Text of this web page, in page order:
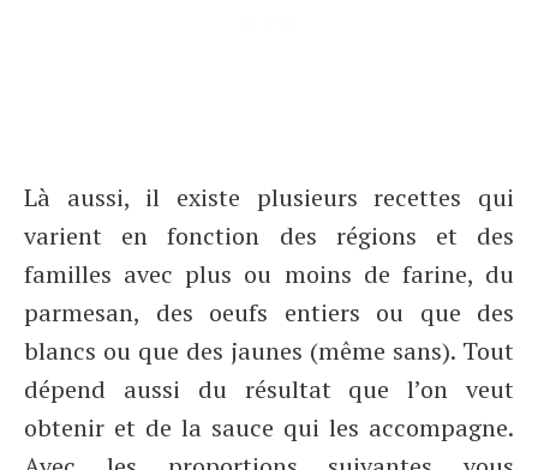
Là aussi, il existe plusieurs recettes qui
varient en fonction des régions et des
familles avec plus ou moins de farine, du
parmesan, des oeufs entiers ou que des
blancs ou que des jaunes (même sans). Tout
dépend aussi du résultat que l’on veut
obtenir et de la sauce qui les accompagne.